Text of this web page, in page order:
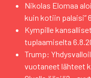
Nikolas Elomaa
kuin kotiin palaisi”
Kympille
tuplaamiselta
Trump:
vuotaneet lähteet